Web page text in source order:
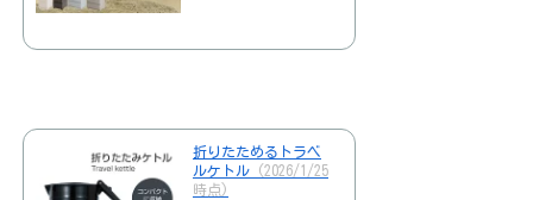
折りたためるトラベ
ルケトル
(2026/1/25
時点)